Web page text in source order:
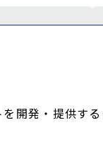
開発・提供する